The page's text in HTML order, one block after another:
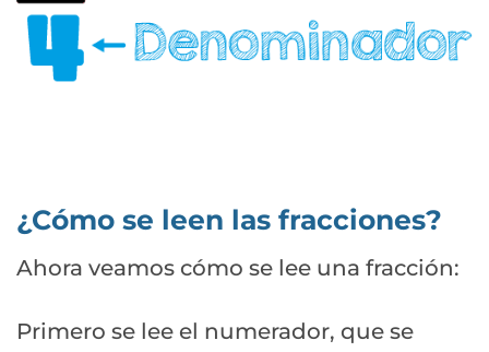
¿Cómo se leen las fracciones?
Ahora veamos cómo se lee una fracción:
Primero se lee el numerador, que se